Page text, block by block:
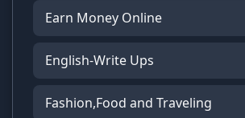
Earn Money Online
English-Write Ups
Fashion,Food and Traveling